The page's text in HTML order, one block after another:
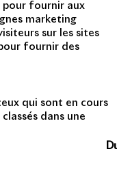
pour fournir aux
marketing
sur les sites
fournir des
qui sont en cours
dans une